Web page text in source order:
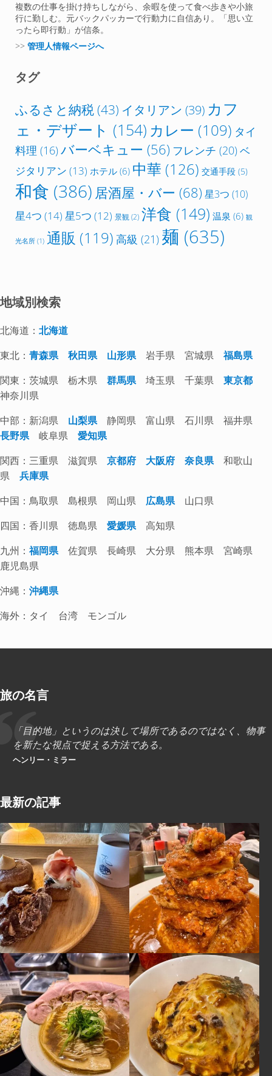
複数の仕事を掛け持ちしながら、余暇を使って食べ歩きや小旅
行に勤しむ。元バックパッカーで行動力に自信あり。「思い立
ったら即行動」が信条。
>> 管理人情報ページへ
タグ
ふるさと納税(43) イタリアン (39) カフ
ェ・デザート (154) カレー (109) タイ
料理 (16)バーベキュー (56) フレンチ (20)ベ
ジタリアン (13) ホテル(6) 中華 (126) 交通手段(5)
和食 (386) 居酒屋・バー (68) 星3つ (10)
星4つ (14) 星5つ (12) 景観(2) 洋食 (149) 温泉 (6) 観
光名所(1) 通販 (119) 高級 (21) 麺 (635)
地域別検索
北海道：北海道
東北：青森県 秋田県 山形県岩手県 宮城県福島県
関東：茨城県 栃木県群馬県埼玉県 千葉県東京都
神奈川県
中部：新潟県 山梨県静岡県 富山県 石川県 福井県
長野県岐阜県愛知県
関西：三重県 滋賀県京都府 大阪府 奈良県和歌山
県兵庫県
中国：鳥取県 島根県 岡山県広島県山口県
四国：香川県 徳島県愛媛県高知県
九州：福岡県佐賀県 長崎県 大分県 熊本県 宮崎県
鹿児島県
沖縄：沖縄県
海外：タイ 台湾 モンゴル
旅の名言
「目的地」というのは決して場所であるのではなく、物事
を新たな視点で捉える方法である。
ヘンリー・ミラー
最新の記事